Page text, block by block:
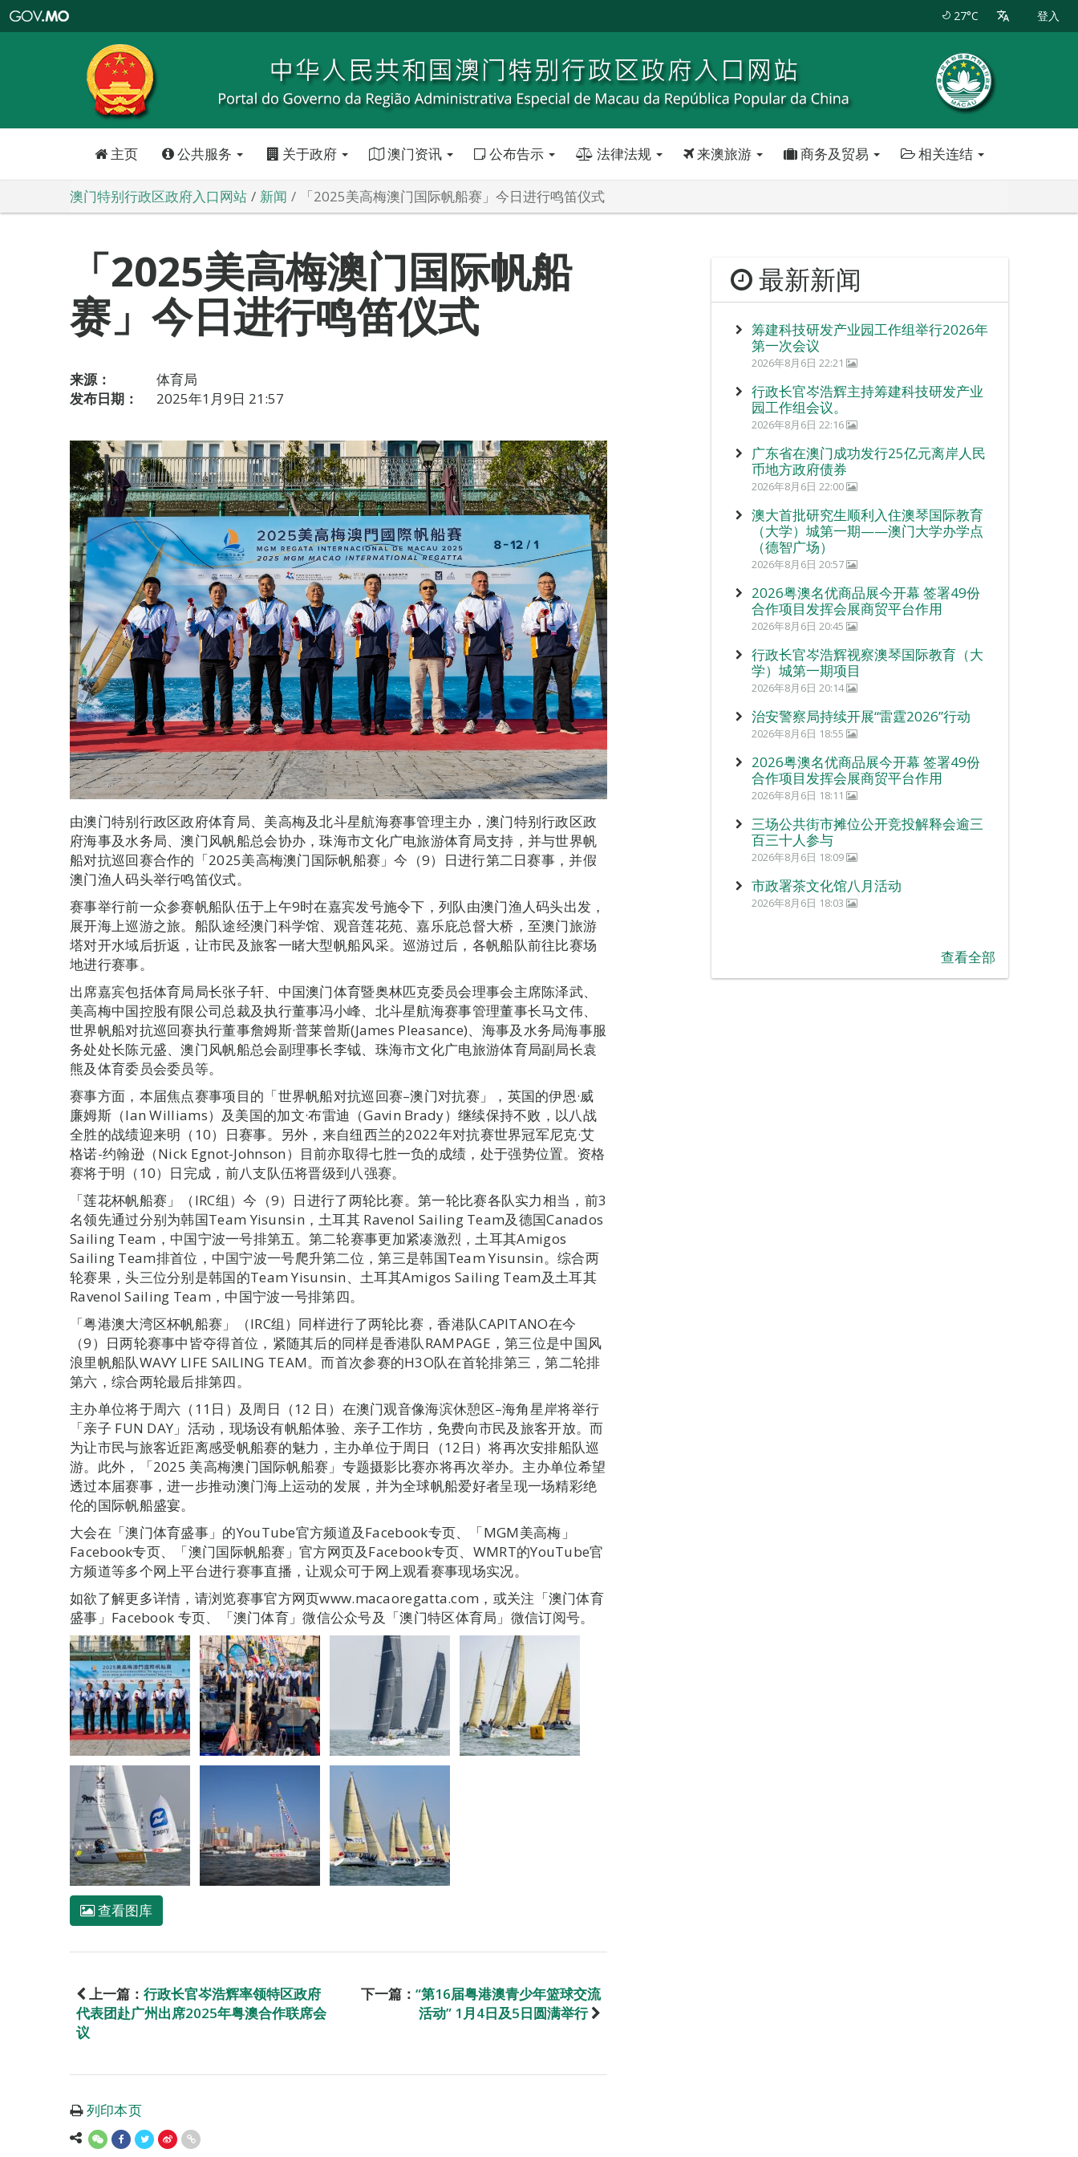
特
政
区
政
口
27°C 登入
主页 公共服务 关于政府 澳门资讯 公布告示 法律法规 来澳旅游 商务及贸易 相关连结
澳门特别行政区政府入口网站 新闻 「2025美高梅澳门国际帆船赛」今日进行鸣笛仪式
「2025美高梅澳门国际帆船
赛」今日进行鸣笛仪式
来源：
体育局
发布日期：
2025年1月9日 21:57
由澳门特别行政区政府体育局、美高梅及北斗星航海赛事管理主办，澳门特别行政区政
府海事及水务局、澳门风帆船总会协办，珠海市文化广电旅游体育局支持，并与世界帆
船对抗巡回赛合作的「2025美高梅澳门国际帆船赛」今（9）日进行第二日赛事，并假
澳门渔人码头举行鸣笛仪式。
赛事举行前一众参赛帆船队伍于上午9时在嘉宾发号施令下，列队由澳门渔人码头出发，
展开海上巡游之旅。船队途经澳门科学馆、观音莲花苑、嘉乐庇总督大桥，至澳门旅游
塔对开水域后折返，让市民及旅客一睹大型帆船风采。巡游过后，各帆船队前往比赛场
地进行赛事。
出席嘉宾包括体育局局长张子轩、中国澳门体育暨奥林匹克委员会理事会主席陈泽武、
美高梅中国控股有限公司总裁及执行董事冯小峰、北斗星航海赛事管理董事长马文伟、
世界帆船对抗巡回赛执行董事詹姆斯·普莱曾斯(James Pleasance)、海事及水务局海事服
务处处长陈元盛、澳门风帆船总会副理事长李钺、珠海市文化广电旅游体育局副局长袁
熊及体育委员会委员等。
赛事方面，本届焦点赛事项目的「世界帆船对抗巡回赛–澳门对抗赛」，英国的伊恩·威
廉姆斯（Ian Williams）及美国的加文·布雷迪（Gavin Brady）继续保持不败，以八战
全胜的战绩迎来明（10）日赛事。另外，来自纽西兰的2022年对抗赛世界冠军尼克·艾
格诺-约翰逊（Nick Egnot-Johnson）目前亦取得七胜一负的成绩，处于强势位置。资格
赛将于明（10）日完成，前八支队伍将晋级到八强赛。
「莲花杯帆船赛」（IRC组）今（9）日进行了两轮比赛。第一轮比赛各队实力相当，前3
名领先通过分别为韩国Team Yisunsin，土耳其 Ravenol Sailing Team及德国Canados
Sailing Team，中国宁波一号排第五。第二轮赛事更加紧凑激烈，土耳其Amigos
Sailing Team排首位，中国宁波一号爬升第二位，第三是韩国Team Yisunsin。综合两
轮赛果，头三位分别是韩国的Team Yisunsin、土耳其Amigos Sailing Team及土耳其
Ravenol Sailing Team，中国宁波一号排第四。
「粤港澳大湾区杯帆船赛」（IRC组）同样进行了两轮比赛，香港队CAPITANO在今
（9）日两轮赛事中皆夺得首位，紧随其后的同样是香港队RAMPAGE，第三位是中国风
浪里帆船队WAVY LIFE SAILING TEAM。而首次参赛的H3O队在首轮排第三，第二轮排
第六，综合两轮最后排第四。
主办单位将于周六（11日）及周日（12 日）在澳门观音像海滨休憩区–海角星岸将举行
「亲子 FUN DAY」活动，现场设有帆船体验、亲子工作坊，免费向市民及旅客开放。而
为让市民与旅客近距离感受帆船赛的魅力，主办单位于周日（12日）将再次安排船队巡
游。此外，「2025 美高梅澳门国际帆船赛」专题摄影比赛亦将再次举办。主办单位希望
透过本届赛事，进一步推动澳门海上运动的发展，并为全球帆船爱好者呈现一场精彩绝
伦的国际帆船盛宴。
大会在「澳门体育盛事」的YouTube官方频道及Facebook专页、「MGM美高梅」
Facebook专页、「澳门国际帆船赛」官方网页及Facebook专页、WMRT的YouTube官
方频道等多个网上平台进行赛事直播，让观众可于网上观看赛事现场实况。
如欲了解更多详情，请浏览赛事官方网页www.macaoregatta.com，或关注「澳门体育
盛事」Facebook 专页、「澳门体育」微信公众号及「澳门特区体育局」微信订阅号。
查看图库
上一篇： 行政长官岑浩辉率领特区政府
代表团赴广州出席2025年粤澳合作联席会
议
下一篇： “第16届粤港澳青少年篮球交流
活动” 1月4日及5日圆满举行
列印本页
最新新闻
筹建科技研发产业园工作组举行2026年
第一次会议
2026年8月6日 22:21
行政长官岑浩辉主持筹建科技研发产业
园工作组会议。
2026年8月6日 22:16
广东省在澳门成功发行25亿元离岸人民
币地方政府债券
2026年8月6日 22:00
澳大首批研究生顺利入住澳琴国际教育
（大学）城第一期——澳门大学办学点
（德智广场）
2026年8月6日 20:57
2026粤澳名优商品展今开幕 签署49份
合作项目发挥会展商贸平台作用
2026年8月6日 20:45
行政长官岑浩辉视察澳琴国际教育（大
学）城第一期项目
2026年8月6日 20:14
治安警察局持续开展“雷霆2026”行动
2026年8月6日 18:55
2026粤澳名优商品展今开幕 签署49份
合作项目发挥会展商贸平台作用
2026年8月6日 18:11
三场公共街市摊位公开竞投解释会逾三
百三十人参与
2026年8月6日 18:09
市政署茶文化馆八月活动
2026年8月6日 18:03
查看全部